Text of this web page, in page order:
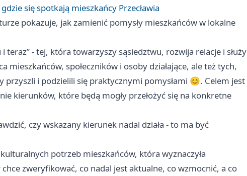
się spotkają mieszkańcy Przecławia
pokazuje, jak zamienić pomysły mieszkańców w lokalne
- tej, która towarzyszy sąsiedztwu, rozwija relacje i służy
mieszkańców, społeczników i osoby działające, ale też tych,
i podzielili się praktycznymi pomysłami 😊. Celem jest
kierunków, które będą mogły przełożyć się na konkretne
czy wskazany kierunek nadal działa - to ma być
potrzeb mieszkańców, która wyznaczyła
zweryfikować, co nadal jest aktualne, co wzmocnić, a co